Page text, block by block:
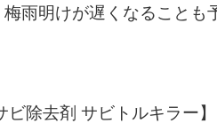
雨明けが遅くなることも
ビ除去剤 サビトルキラー